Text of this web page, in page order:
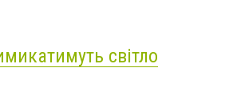
світло